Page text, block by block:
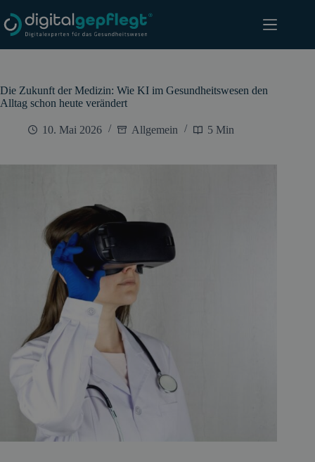
Inhalt
springen
Die Zukunft der Medizin: Wie KI im Gesundheitswesen den
Alltag schon heute verändert
10. Mai 2026 Allgemein 5 Min